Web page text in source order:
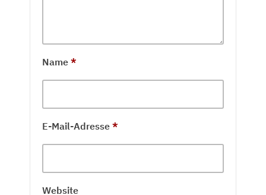
Name *
E-Mail-Adresse *
Website